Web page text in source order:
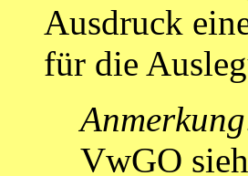
Ausdruck
für die
VwGO